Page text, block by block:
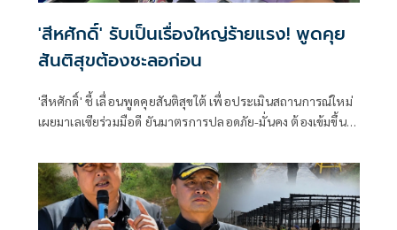
'สีหศักดิ์' รับเป็นเรื่องใหญ่ร้ายแรง! พูดคุย
สันติสุขต้องชะลอก่อน
'สีหศักดิ์' ชี้ เลื่อนพูดคุยสันติสุขใต้ เพื่อประเมินสถานการณ์ใหม่
เผยมาเลเซียร่วมมือดี ยันมาตรการปลอดภัย-มั่นคง ต้องเข้มขึ้น